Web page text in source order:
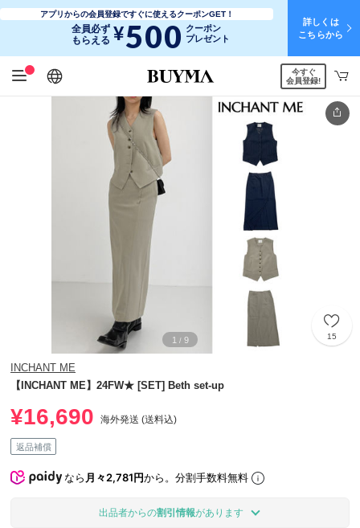
アプリからの会員登録ですぐに使えるクーポンGET！
全員必ず
もらえる ¥500 クーポン
プレゼント
詳しくは
こちらから
日本語
English
简体中文
繁體中文
今すぐ
会員登録!
1 / 9 15
INCHANT ME
【INCHANT ME】24FW★ [SET] Beth set-up
¥16,690 海外発送 (送料込)
返品補償
なら月々2,781円から。分割手数料無料
出品者からの割引情報があります